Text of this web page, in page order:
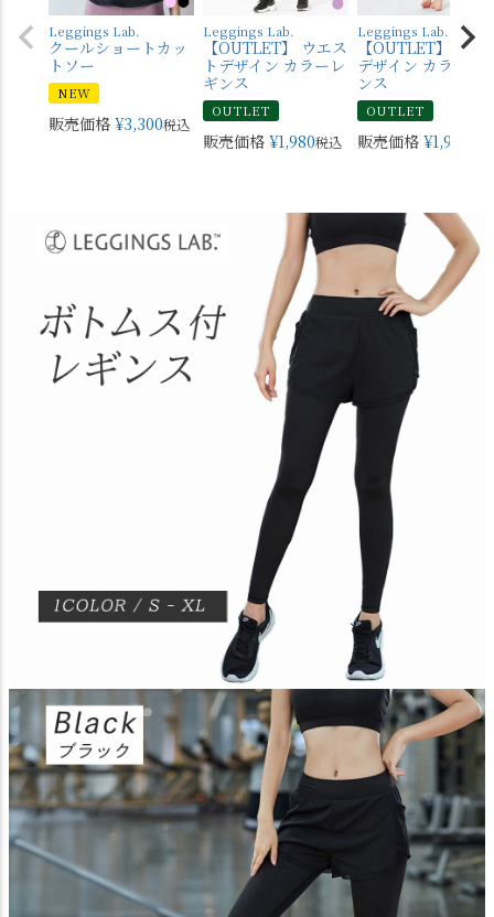
Leggings Lab.
クールショートカッ
トソー
NEW
販売価格 ¥3,300税込
Leggings Lab.
【OUTLET】 ウエス
トデザイン カラーレ
ギンス
OUTLET
販売価格 ¥1,980税込
Leggings Lab.
【OUTLET】 バッ
デザイン カラーレ
ンス
OUTLET
販売価格 ¥1,980